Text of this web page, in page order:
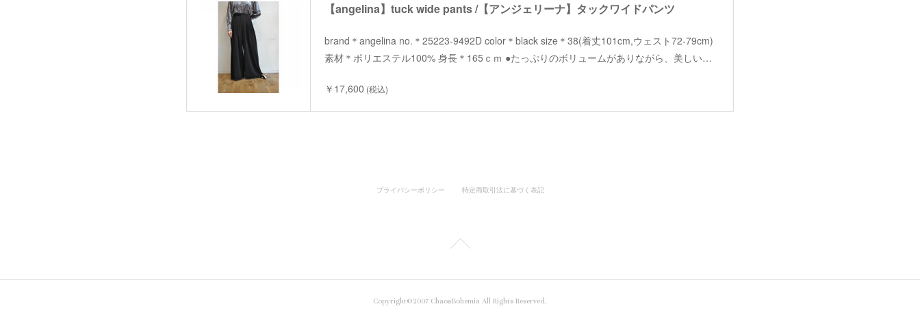
【angelina】tuck wide pants /【アンジェリーナ】タックワイドパンツ
brand＊angelina no.＊25223-9492D color＊black size＊38(着丈101cm,ウェスト72-79cm)
素材＊ポリエステル100% 身長＊165ｃｍ ●たっぷりのボリュームがありながら、美しい…
￥17,600 (税込)
プライバシーポリシー 特定商取引法に基づく表記
Copyright©2007 ChaosBohemia All Rights Reserved.